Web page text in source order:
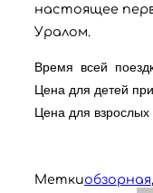
настоящее
Уралом.
Время  всей
Цена для детей
Цена для взрослых
Меткиобзорная,